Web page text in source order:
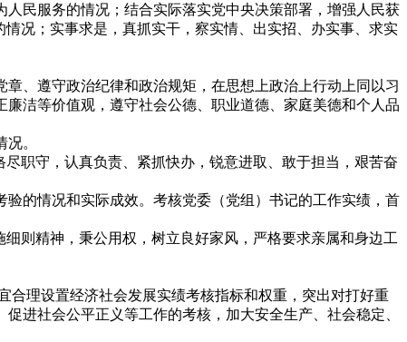
民服务的情况；结合实际落实党中央决策部署，增强人民获
况；实事求是，真抓实干，察实情、出实招、办实事、求实
、遵守政治纪律和政治规矩，在思想上政治上行动上同以习
洁等价值观，遵守社会公德、职业道德、家庭美德和个人品
。
职守，认真负责、紧抓快办，锐意进取、敢于担当，艰苦奋
的情况和实际成效。考核党委（党组）书记的工作实绩，首
则精神，秉公用权，树立良好家风，严格要求亲属和身边工
理设置经济社会发展实绩考核指标和权重，突出对打好重
进社会公平正义等工作的考核，加大安全生产、社会稳定、